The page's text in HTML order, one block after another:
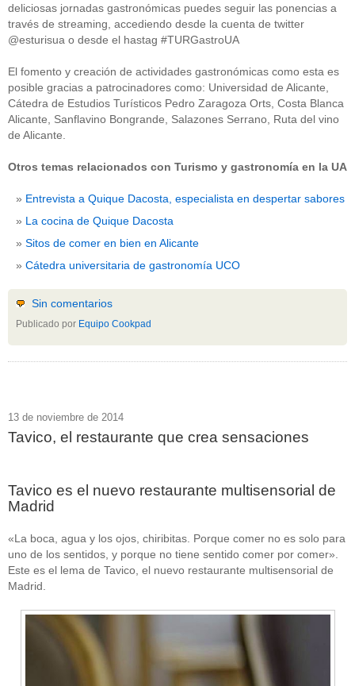
deliciosas jornadas gastronómicas puedes seguir las ponencias a
través de streaming, accediendo desde la cuenta de twitter
@esturisua o desde el hastag #TURGastroUA
El fomento y creación de actividades gastronómicas como esta es
posible gracias a patrocinadores como: Universidad de Alicante,
Cátedra de Estudios Turísticos Pedro Zaragoza Orts, Costa Blanca
Alicante, Sanflavino Bongrande, Salazones Serrano, Ruta del vino
de Alicante.
Otros temas relacionados con Turismo y gastronomía en la UA
Entrevista a Quique Dacosta, especialista en despertar sabores
La cocina de Quique Dacosta
Sitos de comer en bien en Alicante
Cátedra universitaria de gastronomía UCO
Sin comentarios
Publicado por Equipo Cookpad
13 de noviembre de 2014
Tavico, el restaurante que crea sensaciones
Tavico es el nuevo restaurante multisensorial de
Madrid
«La boca, agua y los ojos, chiribitas. Porque comer no es solo para
uno de los sentidos, y porque no tiene sentido comer por comer».
Este es el lema de Tavico, el nuevo restaurante multisensorial de
Madrid.